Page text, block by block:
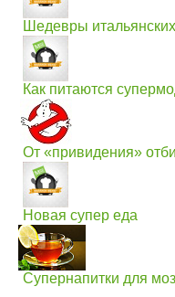
Шедевры итальянских
Как питаются
От «привидения»
Новая супер еда
Супернапитки для